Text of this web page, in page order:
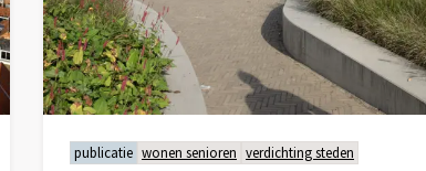
publicatie wonen senioren verdichting steden